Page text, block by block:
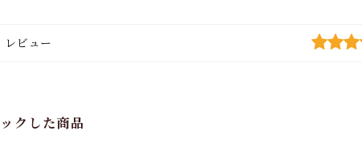
レビュー
クした商品